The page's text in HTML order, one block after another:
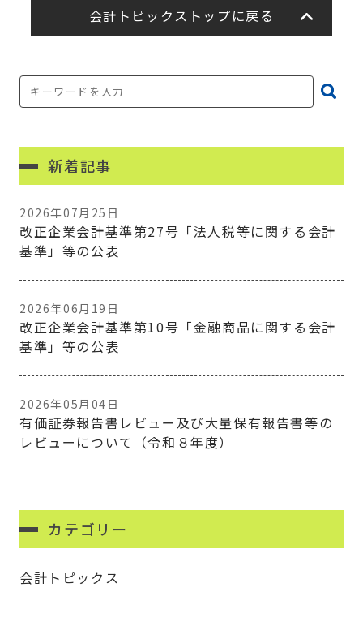
会計トピックストップに戻る
新着記事
2026年07月25日
改正企業会計基準第27号「法人税等に関する会計
基準」等の公表
2026年06月19日
改正企業会計基準第10号「金融商品に関する会計
基準」等の公表
2026年05月04日
有価証券報告書レビュー及び大量保有報告書等の
レビューについて（令和８年度）
カテゴリー
会計トピックス